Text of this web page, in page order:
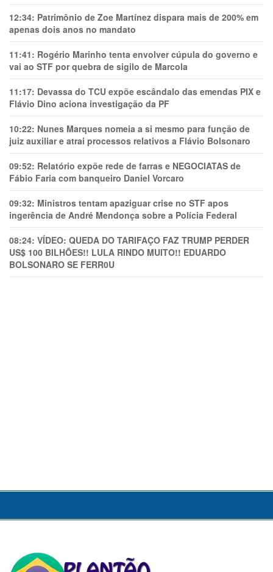
12:34: Patrimônio de Zoe Martínez dispara mais de 200% em
apenas dois anos no mandato
11:41: Rogério Marinho tenta envolver cúpula do governo e
vai ao STF por quebra de sigilo de Marcola
11:17: Devassa do TCU expõe escândalo das emendas PIX e
Flávio Dino aciona investigação da PF
10:22: Nunes Marques nomeia a si mesmo para função de
juiz auxiliar e atrai processos relativos a Flávio Bolsonaro
09:52: Relatório expõe rede de farras e NEGOCIATAS de
Fábio Faria com banqueiro Daniel Vorcaro
09:32: Ministros tentam apaziguar crise no STF apos
ingerência de André Mendonça sobre a Polícia Federal
08:24: VÍDEO: QUEDA DO TARIFAÇO FAZ TRUMP PERDER
US$ 100 BILHÕES!! LULA RINDO MUITO!! EDUARDO
BOLSONARO SE FERR0U